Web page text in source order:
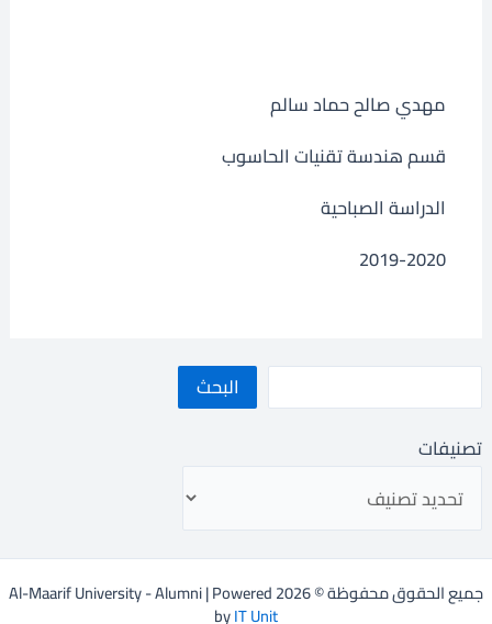
البحث
تصنيفات
مهدي صالح حماد سالم
قسم هندسة تقنيات الحاسوب
الدراسة الصباحية
2019-2020
جميع الحقوق محفوظة © 2026 Al-Maarif University - Alumni | Powered
byIT Unit